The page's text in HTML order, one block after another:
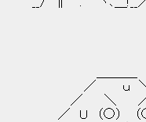
／ ｕ
／ ＼ ／
／ Ｕ （○） （